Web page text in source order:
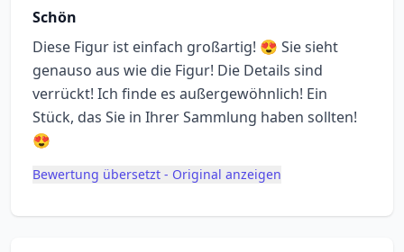
Schön
Diese Figur ist einfach großartig! 😍 Sie sieht
genauso aus wie die Figur! Die Details sind
verrückt! Ich finde es außergewöhnlich! Ein
Stück, das Sie in Ihrer Sammlung haben sollten!
😍
Bewertung übersetzt - Original anzeigen